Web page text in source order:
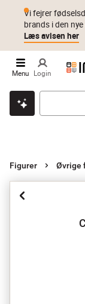
Klik & hent Byt
Vi fejrer
brands i den
Læs avisen her
Menu Login
Figurer Øvrige